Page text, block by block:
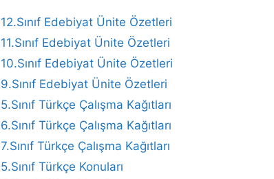
12.Sınıf Edebiyat Ünite Özetleri
11.Sınıf Edebiyat Ünite Özetleri
10.Sınıf Edebiyat Ünite Özetleri
9.Sınıf Edebiyat Ünite Özetleri
5.Sınıf Türkçe Çalışma Kağıtları
6.Sınıf Türkçe Çalışma Kağıtları
7.Sınıf Türkçe Çalışma Kağıtları
5.Sınıf Türkçe Konuları